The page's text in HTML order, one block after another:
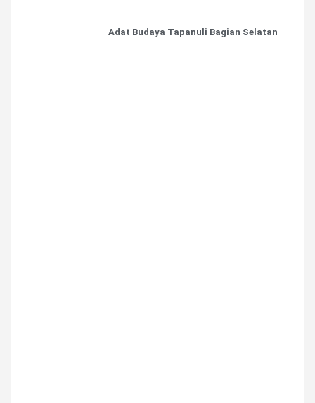
Adat Budaya Tapanuli Bagian Selatan